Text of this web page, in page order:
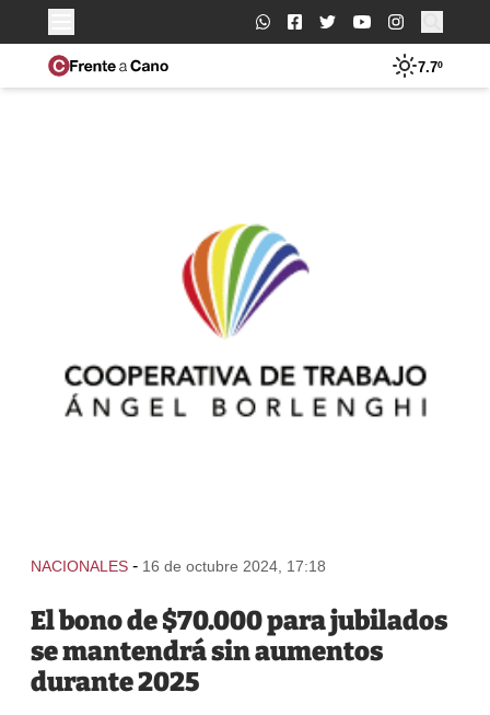
Buscar:
7.7º
NACIONALES - 16 de octubre 2024, 17:18
El bono de $70.000 para jubilados
se mantendrá sin aumentos
durante 2025